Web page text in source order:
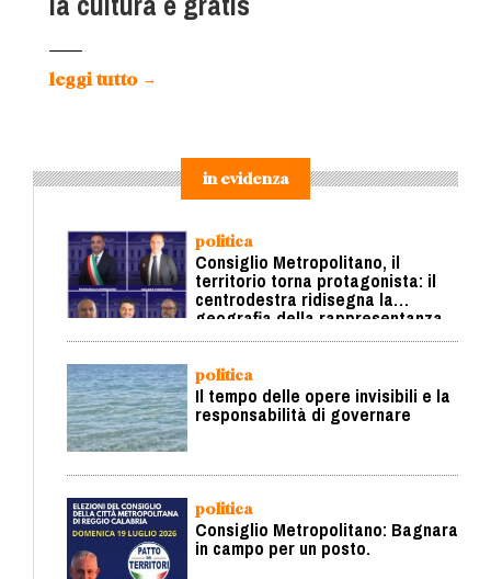
leggi tutto →
in evidenza
politica
Consiglio Metropolitano, il
territorio torna protagonista: il
centrodestra ridisegna la
geografia della rappresentanza
politica
Il tempo delle opere invisibili e la
responsabilità di governare
politica
Consiglio Metropolitano: Bagnara
in campo per un posto.